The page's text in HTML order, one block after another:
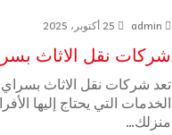
admin 25 أكتوبر، 2025
شركات نقل الاثاث
تعد شركات نقل الاثاث
الخدمات التي يحتاج إليها
منزلك…